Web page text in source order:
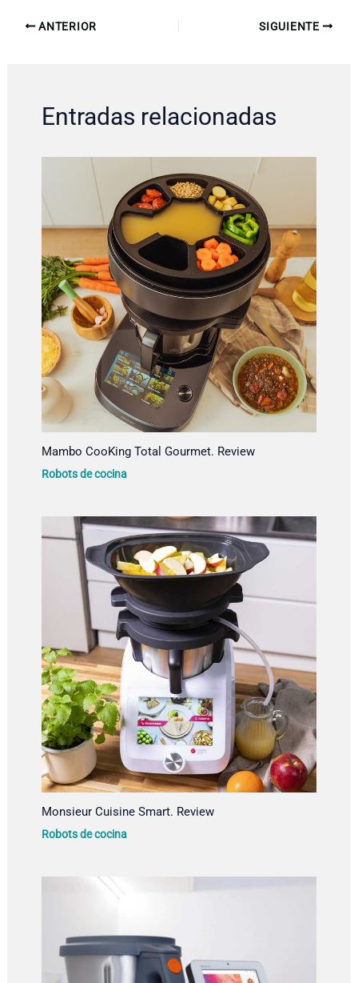
ANTERIOR SIGUIENTE
Entradas relacionadas
Mambo CooKing Total Gourmet. Review
Robots de cocina
Monsieur Cuisine Smart. Review
Robots de cocina